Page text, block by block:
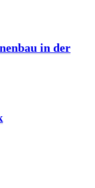
in der